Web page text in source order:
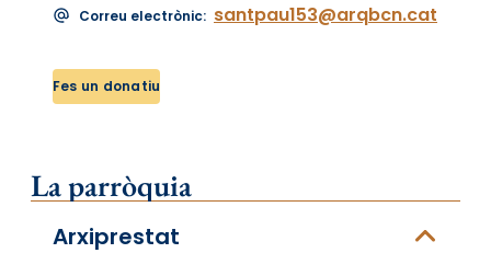
Correu electrònic: santpau153@arqbcn.cat
Fes un donatiu
La parròquia
Arxiprestat